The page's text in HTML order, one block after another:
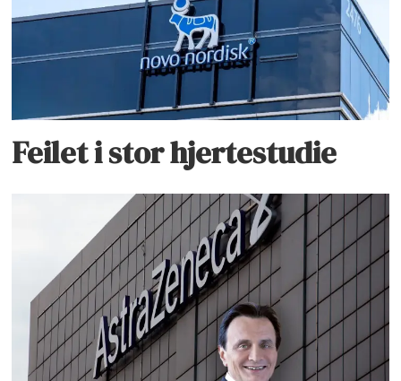
Feilet i stor hjertestudie